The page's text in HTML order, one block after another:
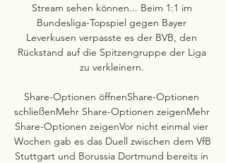
Stream sehen können... Beim 1:1 im
Bundesliga-Topspiel gegen Bayer
Leverkusen verpasste es der BVB, den
Rückstand auf die Spitzengruppe der Liga
zu verkleinern.
Share-Optionen öffnenShare-Optionen
schließenMehr Share-Optionen zeigenMehr
Share-Optionen zeigenVor nicht einmal vier
Wochen gab es das Duell zwischen dem VfB
Stuttgart und Borussia Dortmund bereits in